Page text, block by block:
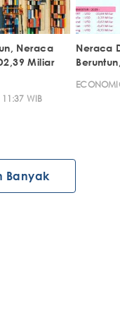
Neraca
Miliar
WIB
Neraca
Banyak